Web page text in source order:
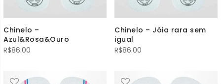
Chinelo –
Azul&Rosa&Ouro
R$86.00
Chinelo – Jóia rara sem
igual
R$86.00